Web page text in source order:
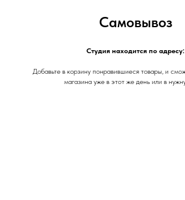
Самовывоз
Студия находится по адресу:
Добавьте в корзину понравившиеся товары, и
магазина уже в этот же день или в